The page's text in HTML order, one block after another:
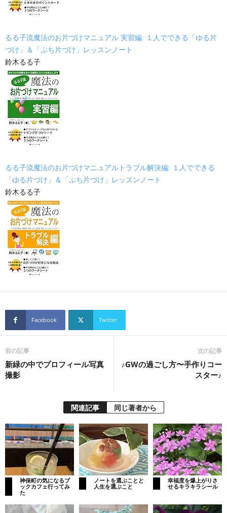
るる子流魔法のお片づけマニュアル 実習編: １人でできる「ゆる片
づけ」＆「ぷち片づけ」レッスンノート
鈴木るる子
るる子流魔法のお片づけマニュアルトラブル解決編: １人でできる
「ゆる片づけ」＆「ぷち片づけ」レッスンノート
鈴木るる子
Facebook Twitter
前の記事
新緑の中でプロフィール写真
撮影
次の記事
♪GWの過ごし方〜手作りコー
スター♪
関連記事 同じ著者から
神保町の気になるブ
ックカフェ行ってみ
た
ノートを選ぶことと
人生を選ぶこと
幸福度を爆上がりさ
せるキラキラシール